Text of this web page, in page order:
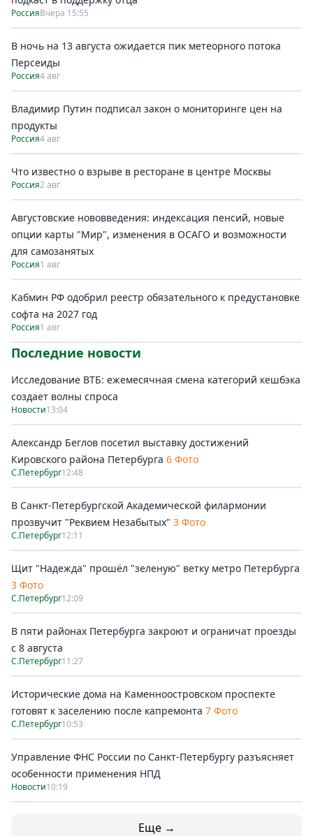
РоссияВчера 15:55
В ночь на 13 августа ожидается пик метеорного потока
Персеиды
Россия4 авг
Владимир Путин подписал закон о мониторинге цен на
продукты
Россия4 авг
Что известно о взрыве в ресторане в центре Москвы
Россия2 авг
Августовские нововведения: индексация пенсий, новые
опции карты "Мир", изменения в ОСАГО и возможности
для самозанятых
Россия1 авг
Кабмин РФ одобрил реестр обязательного к предустановке
софта на 2027 год
Россия1 авг
Последние новости
Исследование ВТБ: ежемесячная смена категорий кешбэка
создает волны спроса
Новости13:04
Александр Беглов посетил выставку достижений
Кировского района Петербурга 6 Фото
С.Петербург12:48
В Санкт-Петербургской Академической филармонии
прозвучит "Реквием Незабытых" 3 Фото
С.Петербург12:11
Щит "Надежда" прошёл "зеленую" ветку метро Петербурга
3 Фото
С.Петербург12:09
В пяти районах Петербурга закроют и ограничат проезды
с 8 августа
С.Петербург11:27
Исторические дома на Каменноостровском проспекте
готовят к заселению после капремонта 7 Фото
С.Петербург10:53
Управление ФНС России по Санкт-Петербургу разъясняет
особенности применения НПД
Новости10:19
Еще →